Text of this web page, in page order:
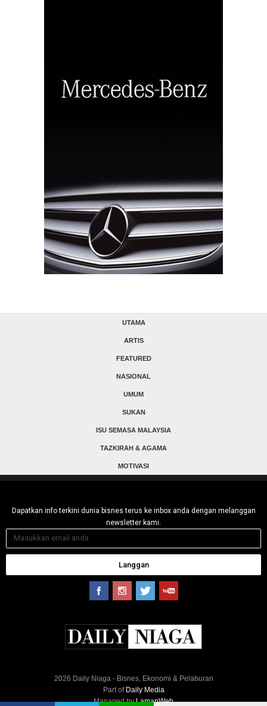
UTAMA
ARTIS
FEATURED
NASIONAL
UMUM
SUKAN
ISU SEMASA MALAYSIA
TAZKIRAH & AGAMA
MOTIVASI
Dapatkan info terkini dunia bisnes terus ke inbox anda dengan melanggan
newsletter kami.
Langgan
2026 Daily Niaga - Bisnes, Ekonomi & Pelaburan
Part of Daily Media
Managed byLamanWeb